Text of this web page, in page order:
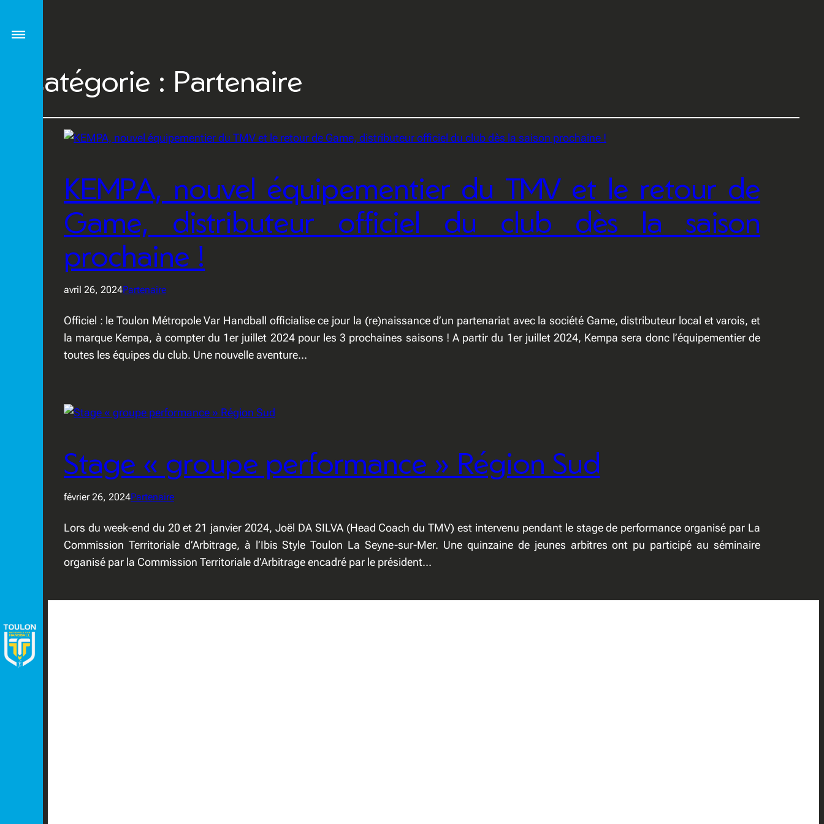
Catégorie : Partenaire
KEMPA, nouvel équipementier du TMV et le retour de
Game, distributeur officiel du club dès la saison
prochaine !
avril 26, 2024Partenaire
Officiel : le Toulon Métropole Var Handball officialise ce jour la (re)naissance d’un partenariat avec la société Game, distributeur local et varois, et
la marque Kempa, à compter du 1er juillet 2024 pour les 3 prochaines saisons ! A partir du 1er juillet 2024, Kempa sera donc l’équipementier de
toutes les équipes du club. Une nouvelle aventure…
Stage « groupe performance » Région Sud
février 26, 2024Partenaire
Lors du week-end du 20 et 21 janvier 2024, Joël DA SILVA (Head Coach du TMV) est intervenu pendant le stage de performance organisé par La
Commission Territoriale d’Arbitrage, à l’Ibis Style Toulon La Seyne-sur-Mer. Une quinzaine de jeunes arbitres ont pu participé au séminaire
organisé par la Commission Territoriale d’Arbitrage encadré par le président…